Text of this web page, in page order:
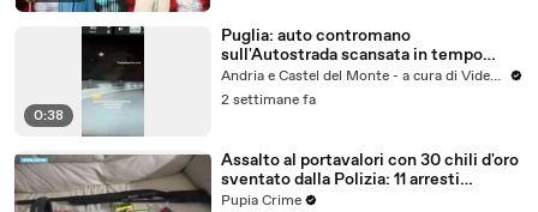
0:38
Puglia: auto contromano
sull'Autostrada scansata in tempo
altezza Molfetta
Andria e Castel del Monte - a cura di VideoAndria
2 settimane fa
Assalto al portavalori con 30 chili d'oro
sventato dalla Polizia: 11 arresti
(25.07.26)
Pupia Crime